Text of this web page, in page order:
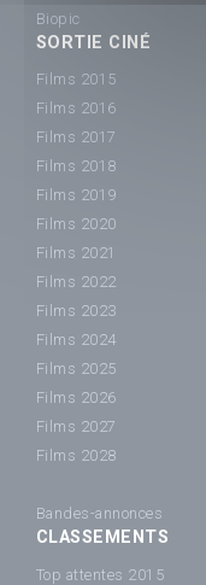
Biopic
SORTIE CINÉ
Films 2015
Films 2016
Films 2017
Films 2018
Films 2019
Films 2020
Films 2021
Films 2022
Films 2023
Films 2024
Films 2025
Films 2026
Films 2027
Films 2028
Bandes-annonces
CLASSEMENTS
Top attentes 2015